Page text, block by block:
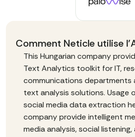
Comment Neticle utilise
This Hungarian company
Text Analytics toolkit for IT,
communications departments
text analysis solutions. Usage
social media data extraction
company provide intelligent
media analysis, social